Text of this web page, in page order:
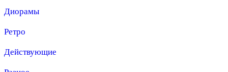
Диорамы
Ретро
Действующие